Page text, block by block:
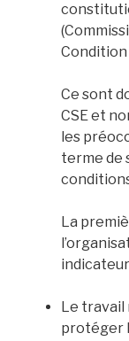
Condition
Ce sont
CSE et
les
terme de
La
Le travail
protéger